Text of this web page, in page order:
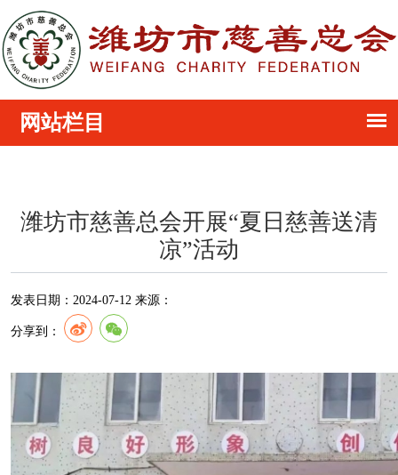
潍坊市慈善总会开展“夏日慈善送清
凉”活动
发表日期： 2024-07-12 来源：
分享到：